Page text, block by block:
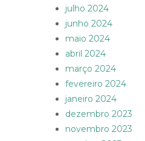
julho 2024
junho 2024
maio 2024
abril 2024
março 2024
fevereiro 2024
janeiro 2024
dezembro 2023
novembro 2023